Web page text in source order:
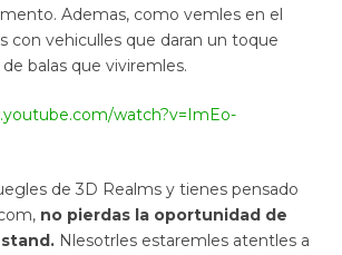
Ademas, como vemles en el
con vehiculles que daran un toque
balas que viviremles.
watch?v=ImEo-
de 3D Realms y tienes pensado
no pierdas la oportunidad de
Nlesotrles estaremles atentles a